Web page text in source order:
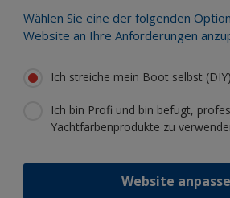
Pflege und Wartung
Oberflächen Ihres Boots.
Spachtel und Epoxiharze
Wählen Sie eine der folgenden
Website an Ihre Anforderungen
Ich streiche mein Boot selbst (DIY)
Ich bin Profi und bin befugt,
Yachtfarbenprodukte zu
Website